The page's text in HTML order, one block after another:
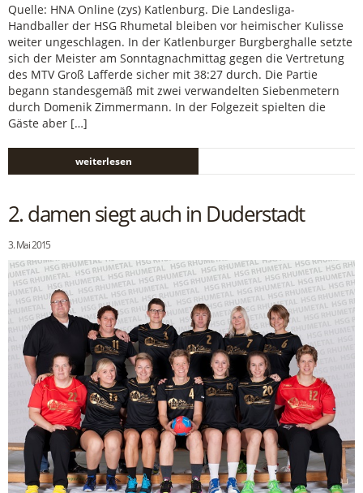
Quelle: HNA Online (zys) Katlenburg. Die Landesliga-
Handballer der HSG Rhumetal bleiben vor heimischer Kulisse
weiter ungeschlagen. In der Katlenburger Burgberghalle setzte
sich der Meister am Sonntagnachmittag gegen die Vertretung
des MTV Groß Lafferde sicher mit 38:27 durch. Die Partie
begann standesgemäß mit zwei verwandelten Siebenmetern
durch Domenik Zimmermann. In der Folgezeit spielten die
Gäste aber […]
weiterlesen
2. damen siegt auch in Duderstadt
3. Mai 2015